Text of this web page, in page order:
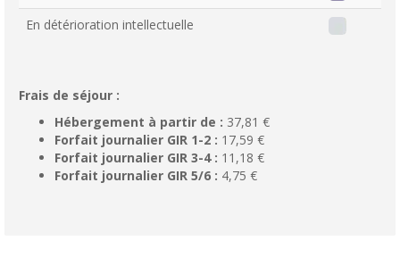
En détérioration intellectuelle
Frais de séjour :
Hébergement à partir de : 37,81 €
Forfait journalier GIR 1-2 : 17,59 €
Forfait journalier GIR 3-4 : 11,18 €
Forfait journalier GIR 5/6 : 4,75 €